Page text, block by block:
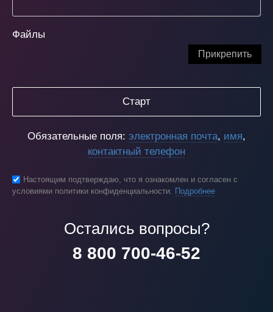
Файлы
Прикрепить
Старт
Обязательные поля: электронная почта, имя,
контактный телефон
Настоящим подтверждаю, что я ознакомлен и согласен с
условиями политики конфиденциальности. Подробнее
Остались вопросы?
8 800 700-46-52